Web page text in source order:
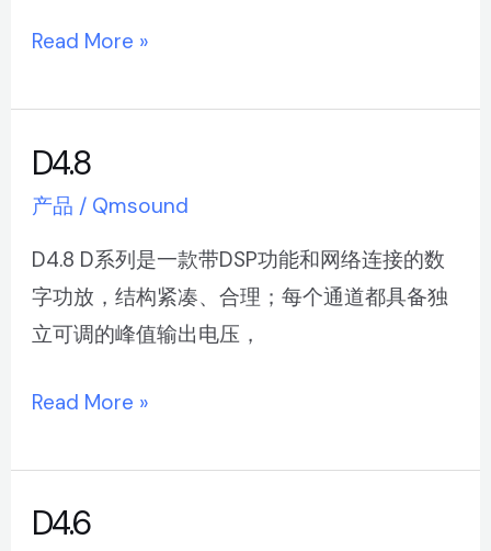
Read More »
D4.8
产品 / Qmsound
D4.8 D系列是一款带DSP功能和网络连接的数
字功放，结构紧凑、合理；每个通道都具备独
立可调的峰值输出电压，
D4.8
Read More »
D4.6
D4.6